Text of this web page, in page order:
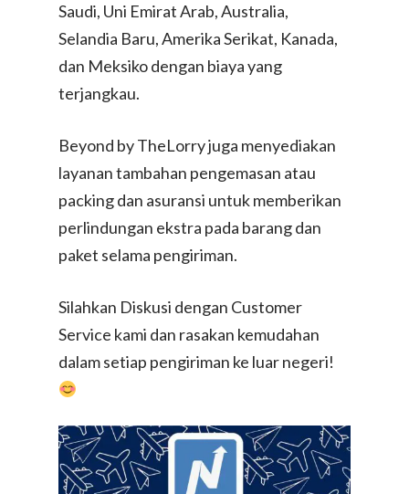
Saudi, Uni Emirat Arab, Australia,
Selandia Baru, Amerika Serikat, Kanada,
dan Meksiko dengan biaya yang
terjangkau.
Beyond by TheLorry juga menyediakan
layanan tambahan pengemasan atau
packing dan asuransi untuk memberikan
perlindungan ekstra pada barang dan
paket selama pengiriman.
Silahkan Diskusi dengan Customer
Service kami dan rasakan kemudahan
dalam setiap pengiriman ke luar negeri!